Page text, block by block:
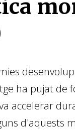
ha pujat de
accelerar
d'aquests